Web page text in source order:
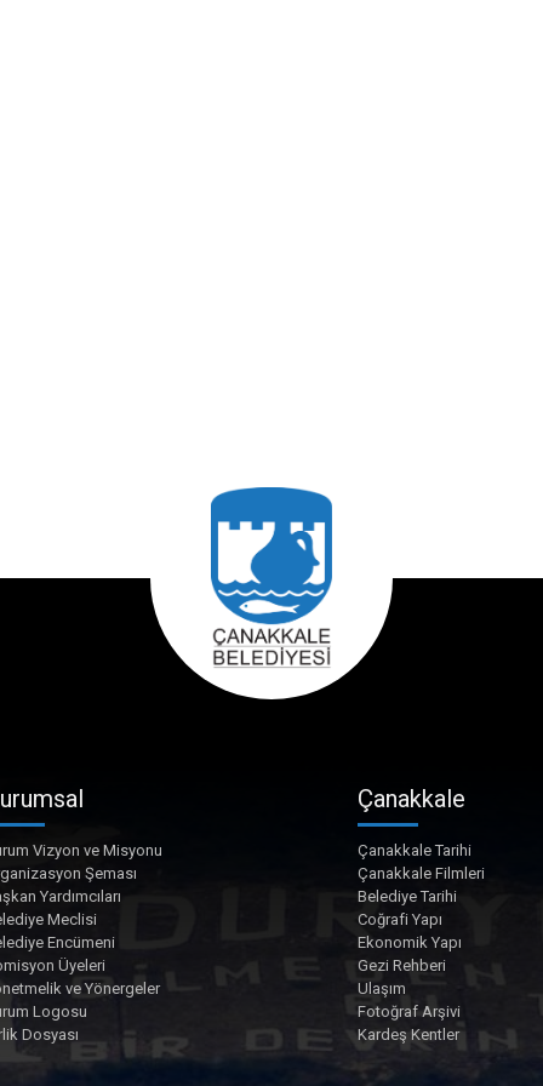
Vizyon ve Misyonu
Şeması
Yardımcıları
Meclisi
Encümeni
Üyeleri
ve Yönergeler
Logosu
Dosyası
Çanakkale
Çanakkale Tarihi
Çanakkale Filmleri
Belediye Tarihi
Coğrafi Yapı
Ekonomik Yapı
Gezi Rehberi
Ulaşım
Fotoğraf Arşivi
Kardeş Kentler